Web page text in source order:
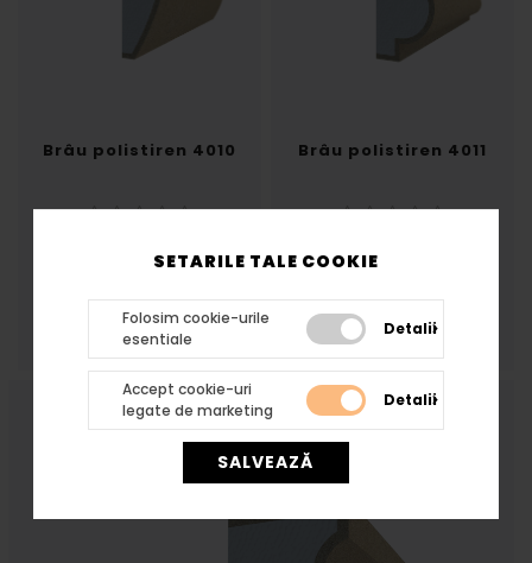
SETARILE TALE COOKIE
Folosim cookie-urile
esentiale
Detalii
Accept cookie-uri
legate de marketing
Detalii
SALVEAZĂ
Brâu polistiren 4010
polistiren.Grosime 30
62,79 lei
Brâu polistiren 4011
polistiren.Grosime 35
65,03 lei